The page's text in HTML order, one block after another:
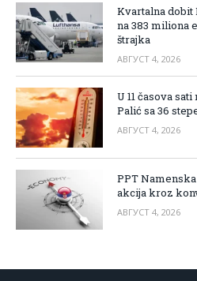
Kvartalna dobit
na 383 miliona
štrajka
АВГУСТ 4, 2026
U 11 časova
Palić sa 36
АВГУСТ 4, 2026
PPT
akcija kroz
АВГУСТ 4, 2026